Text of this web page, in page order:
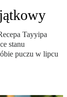
Tayyipa
stanu
puczu w lipcu